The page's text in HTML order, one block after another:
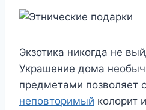
Экзотика никогда не
Украшение дома
предметами позволяет
неповторимый колорит